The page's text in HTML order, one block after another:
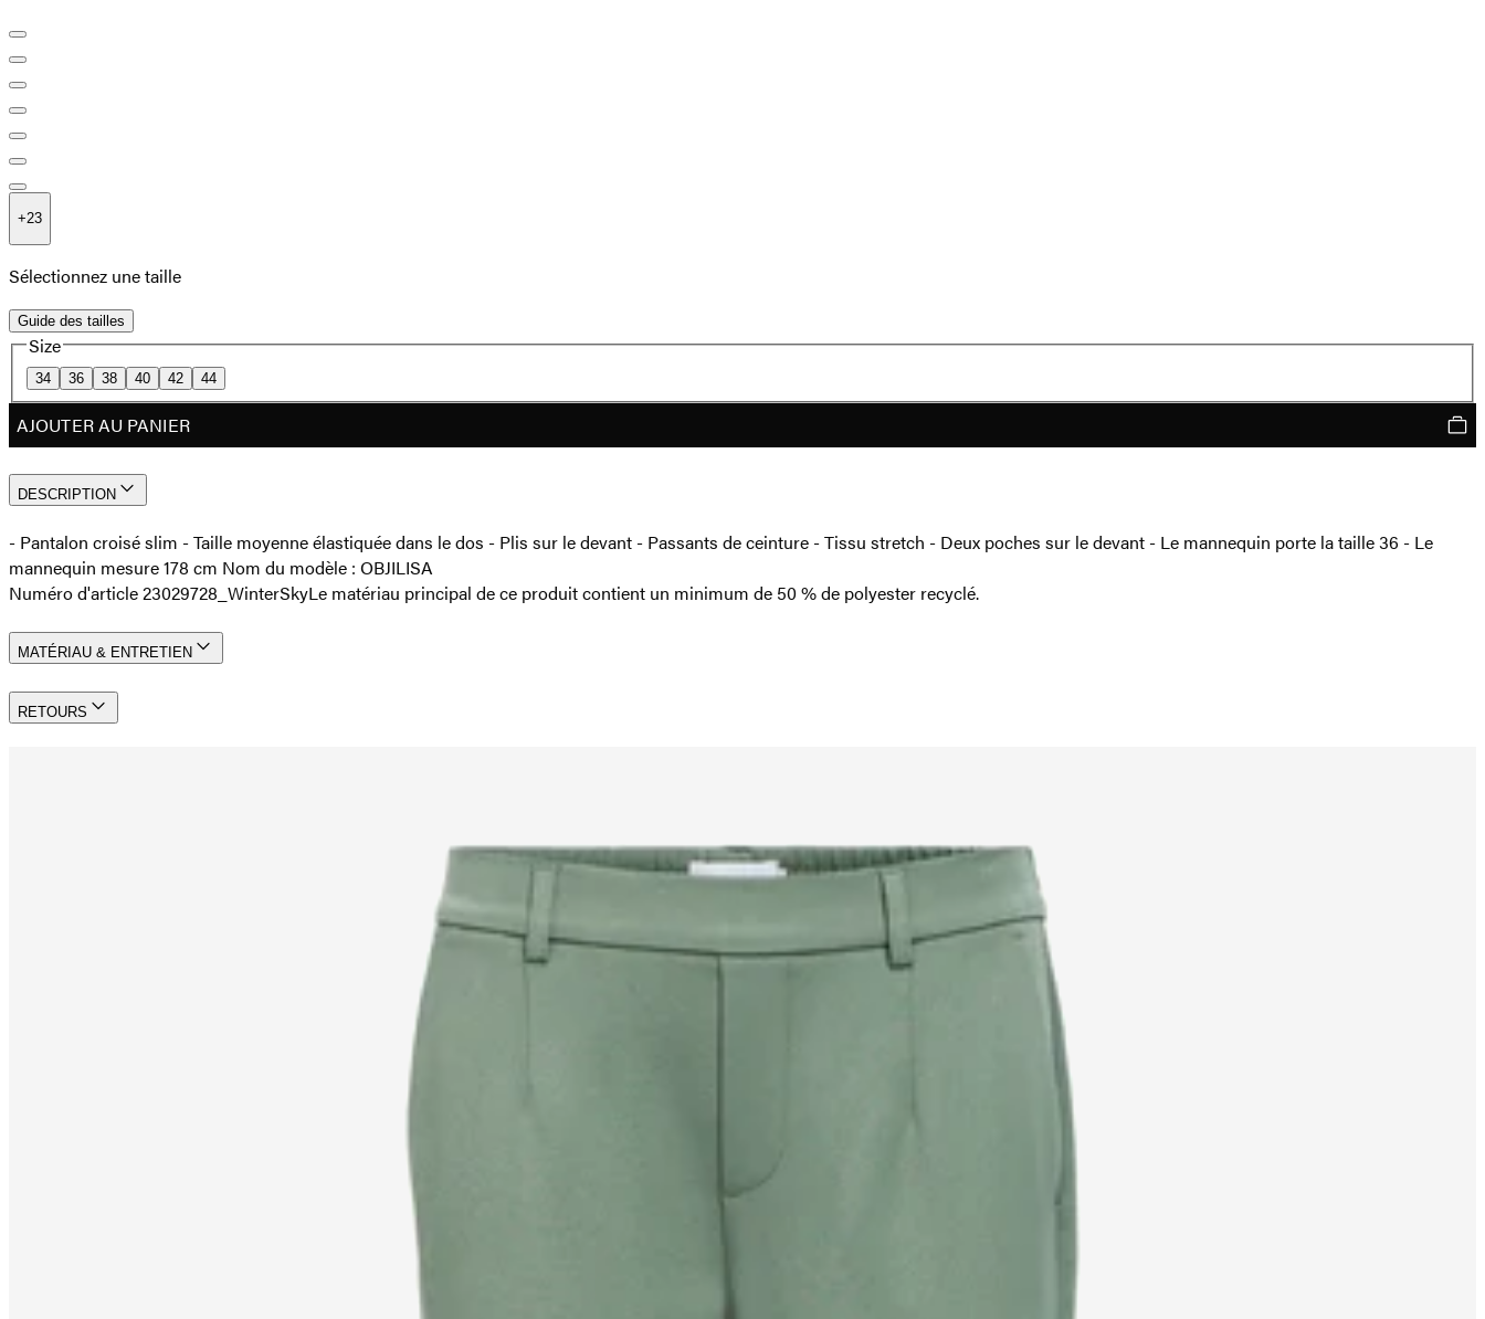
+23
Sélectionnez une taille
Guide des tailles
Size
34 36 38 40 42 44
AJOUTER AU PANIER
DESCRIPTION
- Pantalon croisé slim - Taille moyenne élastiquée dans le dos - Plis sur le devant - Passants de ceinture - Tissu stretch - Deux poches sur le devant - Le mannequin porte la taille 36 - Le
mannequin mesure 178 cm Nom du modèle : OBJILISA
Numéro d'article 23029728_WinterSkyLe matériau principal de ce produit contient un minimum de 50 % de polyester recyclé.
MATÉRIAU & ENTRETIEN
RETOURS